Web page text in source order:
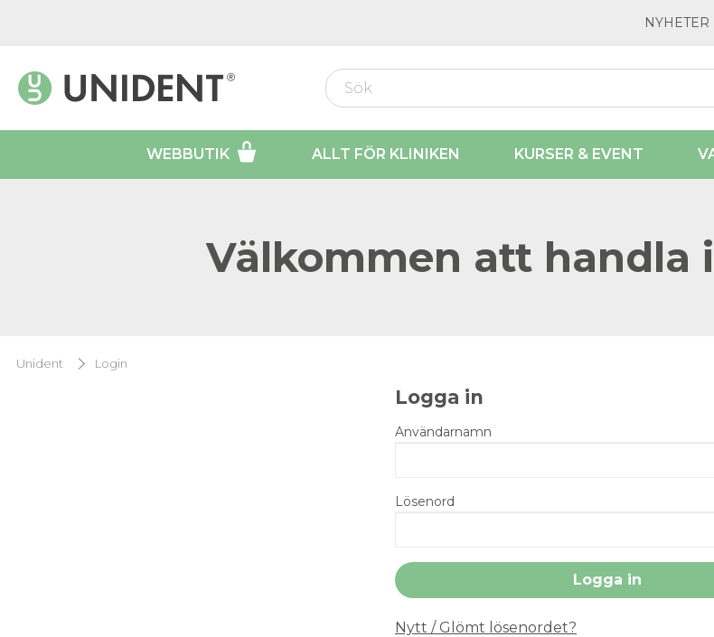
NYHETER
WEBBUTIK ALLT FÖR KLINIKEN KURSER & EVENT
Välkommen att handla
Unident Login
Logga in
Användarnamn
Lösenord
Nytt / Glömt lösenordet?